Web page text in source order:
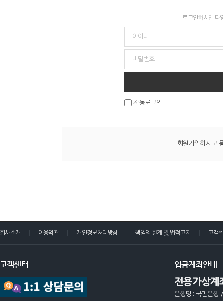
로그인하시면 다
자동로그인
회원가입하시고
회사소개 이용약관 개인정보처리방침 책임의 한계 및 법적고지 고객
고객센터 입금계좌안내
전용가상계
은행명 : 국민은행